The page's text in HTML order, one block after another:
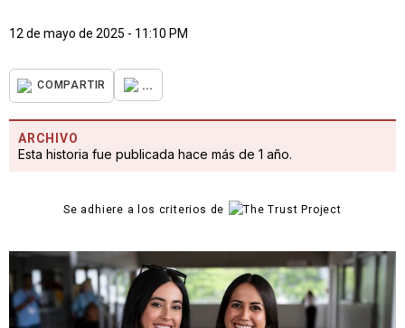
12 de mayo de 2025 - 11:10 PM
COMPARTIR ...
ARCHIVO
Esta historia fue publicada hace más de 1 año.
Se adhiere a los criterios de